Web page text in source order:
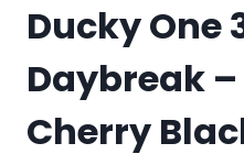
Ducky One
Daybreak –
Cherry